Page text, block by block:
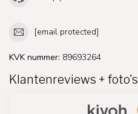
[email protected]
KVK nummer: 89693264
Klantenreviews + foto's